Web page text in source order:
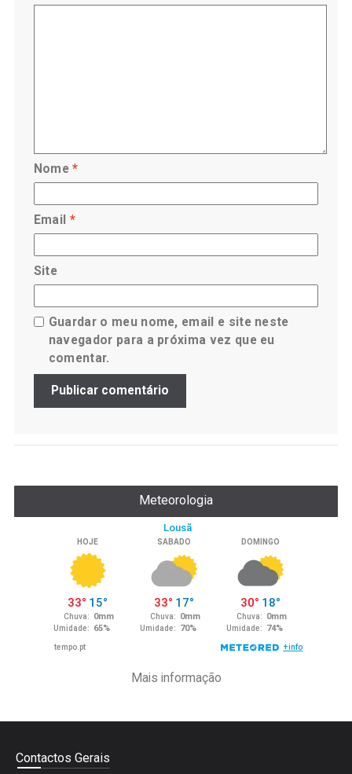
Nome*
Email *
Site
Guardar o meu nome, email e site neste
navegador para a próxima vez que eu
comentar.
Meteorologia
Mais informação
Contactos Gerais